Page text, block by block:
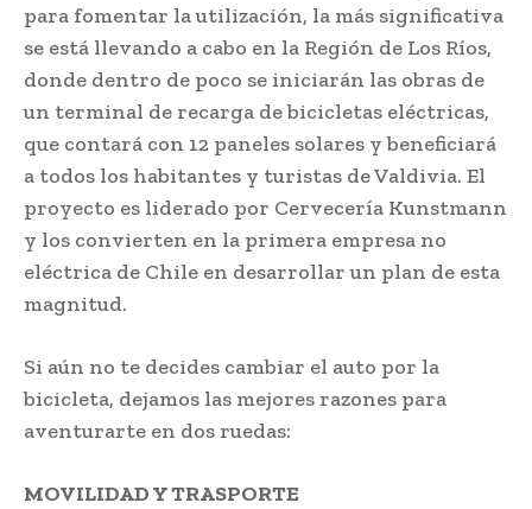
para fomentar la utilización, la más significativa
se está llevando a cabo en la Región de Los Ríos,
donde dentro de poco se iniciarán las obras de
un terminal de recarga de bicicletas eléctricas,
que contará con 12 paneles solares y beneficiará
a todos los habitantes y turistas de Valdivia. El
proyecto es liderado por Cervecería Kunstmann
y los convierten en la primera empresa no
eléctrica de Chile en desarrollar un plan de esta
magnitud.
Si aún no te decides cambiar el auto por la
bicicleta, dejamos las mejores razones para
aventurarte en dos ruedas:
MOVILIDAD Y TRASPORTE